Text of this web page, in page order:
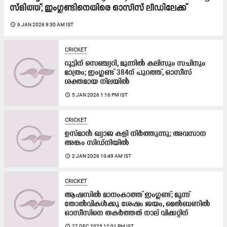
സ്മിത്ത്; ഇംഗ്ലണ്ടിനെതിരെ ഓസീസ് ലീഡിലേക്ക്
access_time 6 JAN 2026 9:30 AM IST
CRICKET
റൂട്ടിന് സെഞ്ച്വറി, മുന്നിൽ കലിസും സചിനും
മാത്രം; ഇംഗ്ലണ്ട് 384ന് പുറത്ത്, ഓസീസ്
ശക്തമായ നിലയിൽ
access_time 5 JAN 2026 1:16 PM IST
CRICKET
ഉസ്മാൻ ഖ്വാജ കളി നിർത്തുന്നു; അവസാന
അങ്കം സിഡ്നിയിൽ
access_time 2 JAN 2026 10:49 AM IST
CRICKET
ആഷസിൽ മാനംകാത്ത് ഇംഗ്ലണ്ട്; മൂന്ന്
തോൽവികൾക്കു ശേഷം ജയം, മെൽബണിൽ
ഓസീസിനെ തകർത്തത് നാല് വിക്കറ്റിന്